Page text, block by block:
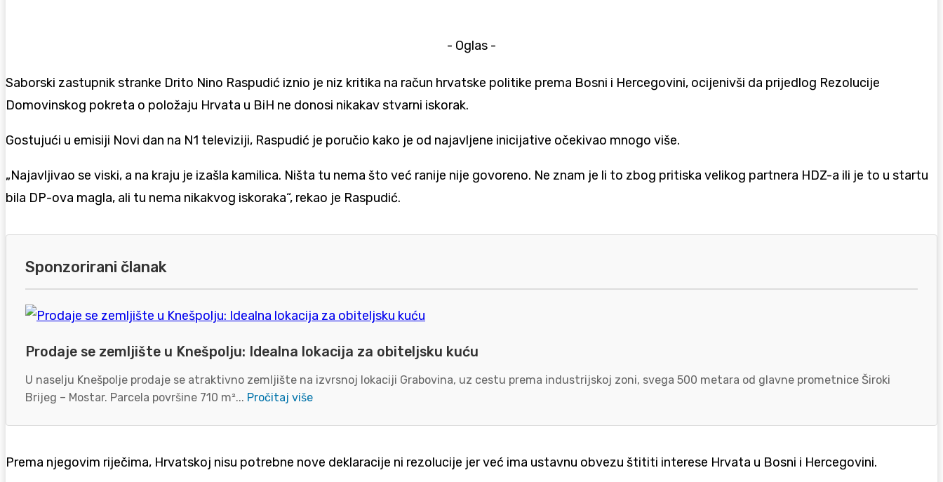
- Oglas -
Saborski zastupnik stranke Drito Nino Raspudić iznio je niz kritika na račun hrvatske politike prema Bosni i Hercegovini, ocijenivši da prijedlog Rezolucije
Domovinskog pokreta o položaju Hrvata u BiH ne donosi nikakav stvarni iskorak.
Gostujući u emisiji Novi dan na N1 televiziji, Raspudić je poručio kako je od najavljene inicijative očekivao mnogo više.
„Najavljivao se viski, a na kraju je izašla kamilica. Ništa tu nema što već ranije nije govoreno. Ne znam je li to zbog pritiska velikog partnera HDZ-a ili je to u startu
bila DP-ova magla, ali tu nema nikakvog iskoraka“, rekao je Raspudić.
Sponzorirani članak
Prodaje se zemljište u Knešpolju: Idealna lokacija za obiteljsku kuću
U naselju Knešpolje prodaje se atraktivno zemljište na izvrsnoj lokaciji Grabovina, uz cestu prema industrijskoj zoni, svega 500 metara od glavne prometnice Široki
Brijeg – Mostar. Parcela površine 710 m²... Pročitaj više
Prema njegovim riječima, Hrvatskoj nisu potrebne nove deklaracije ni rezolucije jer već ima ustavnu obvezu štititi interese Hrvata u Bosni i Hercegovini.